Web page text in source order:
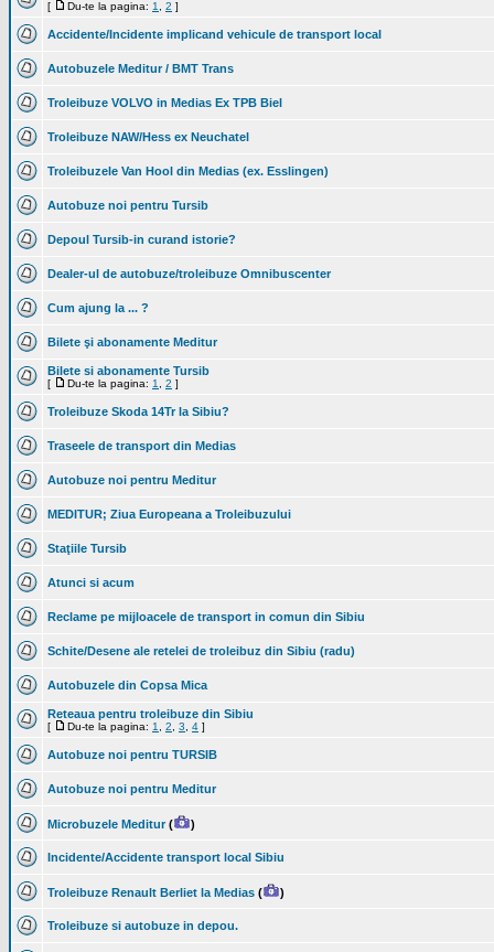
[ Du-te la pagina: 1 2 ]
Accidente/Incidente implicand vehicule de transport local
Autobuzele Meditur / BMT Trans
Troleibuze VOLVO in Medias Ex TPB Biel
Troleibuze NAW/Hess ex Neuchatel
Troleibuzele Van Hool din Medias (ex. Esslingen)
Autobuze noi pentru Tursib
Depoul Tursib-in curand istorie?
Dealer-ul de autobuze/troleibuze Omnibuscenter
Cum ajung la ... ?
Bilete şi abonamente Meditur
Bilete si abonamente Tursib
[ Du-te la pagina: 1 2 ]
Troleibuze Skoda 14Tr la Sibiu?
Traseele de transport din Medias
Autobuze noi pentru Meditur
MEDITUR; Ziua Europeana a Troleibuzului
Staţiile Tursib
Atunci si acum
Reclame pe mijloacele de transport in comun din Sibiu
Schite/Desene ale retelei de troleibuz din Sibiu (radu)
Autobuzele din Copsa Mica
Reteaua pentru troleibuze din Sibiu
[ Du-te la pagina: 1 2 3 4 ]
Autobuze noi pentru TURSIB
Autobuze noi pentru Meditur
Microbuzele Meditur( )
Incidente/Accidente transport local Sibiu
Troleibuze Renault Berliet la Medias ( )
Troleibuze si autobuze in depou.